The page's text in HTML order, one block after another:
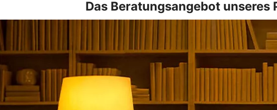
Das Beratungsangebot